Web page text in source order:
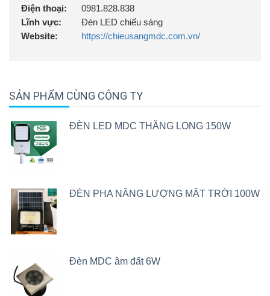
Điện thoại:
0981.828.838
Lĩnh vực:
Đèn LED chiếu sáng
Website:
https://chieusangmdc.com.vn/
SẢN PHẨM CÙNG CÔNG TY
ĐÈN LED MDC THĂNG LONG 150W
ĐÈN PHA NĂNG LƯỢNG MẶT TRỜI 100W
Đèn MDC âm đất 6W